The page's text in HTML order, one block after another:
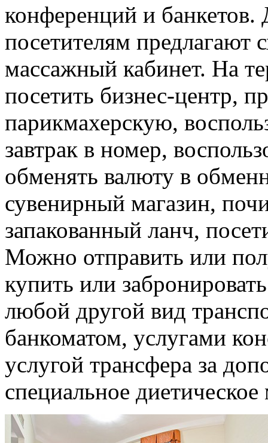
конференций и банкетов.
посетителям предлагают
массажный кабинет. На
посетить бизнес-центр,
парикмахерскую,
завтрак в номер,
обменять валюту в
сувенирный магазин,
запакованный ланч,
Можно отправить или
купить или
любой другой вид
банкоматом, услугами
услугой трансфера за
специальное